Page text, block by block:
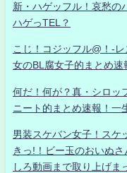
新・ハゲッフル！哀愁の
ハゲっTEL？
こじ！コジッフル@！-
女のBL腐女子的まとめ速
何だ！何が？真・シロ
ニート的まとめ速報！一
男装スケバン女子！スケ
きっ!！ビー玉のおいぬ
しろ動画まで取り上げま